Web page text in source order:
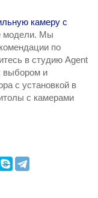
камеру с
модели. Мы
по
в студию Agent
выбором и
с установкой в
с камерами